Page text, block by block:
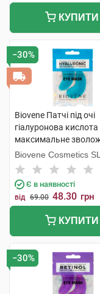
КУПИТИ
−30%
Biovene Патчі під очі
гіалуронова кислота
максимальне
пара
Biovene Cosmetics SL
Є в наявності
від 69.00 48.30 грн
КУПИТИ
−30%